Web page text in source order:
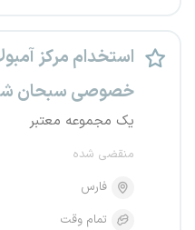
استخدام مرکز
خصوصی سبحان
یک مجموعه معتبر
منقضی شده
فارس
تمام وقت